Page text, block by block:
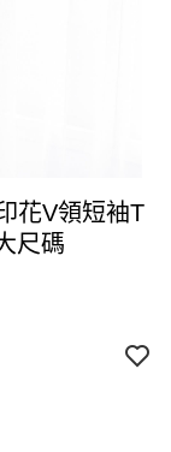
花V領短袖T
尺碼